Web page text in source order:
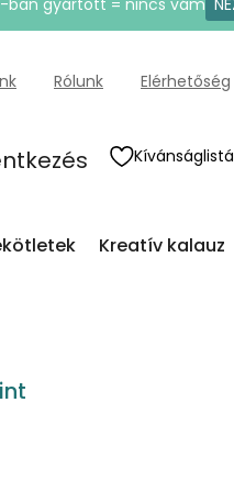
ban gyártott = nincs vám
Rólunk Elérhetőség
Kreatív kalauz